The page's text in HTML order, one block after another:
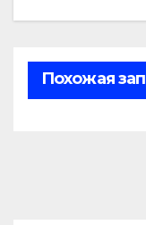
Похожая